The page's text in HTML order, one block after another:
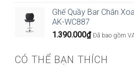
Ghế Quầy Bar Chân
AK-WC887
1.390.000₫ Đã bao gồm
CÓ THỂ BẠN THÍCH